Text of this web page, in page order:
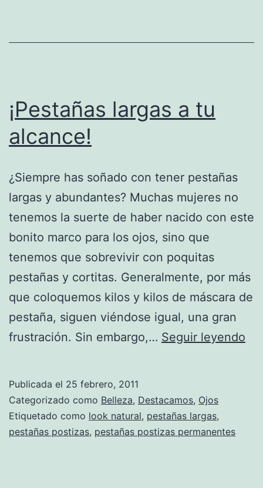
¡Pestañas largas a tu
alcance!
¿Siempre has soñado con tener pestañas
largas y abundantes? Muchas mujeres no
tenemos la suerte de haber nacido con este
bonito marco para los ojos, sino que
tenemos que sobrevivir con poquitas
pestañas y cortitas. Generalmente, por más
que coloquemos kilos y kilos de máscara de
pestaña, siguen viéndose igual, una gran
frustración. Sin embargo,… Seguir leyendo
Publicada el 25 febrero, 2011
Categorizado como Belleza, Destacamos, Ojos
Etiquetado como look natural, pestañas largas,
pestañas postizas, pestañas postizas permanentes